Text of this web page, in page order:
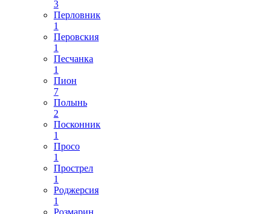
3
Перловник
1
Перовския
1
Песчанка
1
Пион
7
Полынь
2
Посконник
1
Просо
1
Прострел
1
Роджерсия
1
Розмарин